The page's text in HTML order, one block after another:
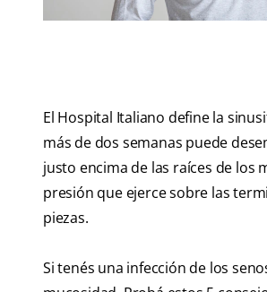
El Hospital Italiano define la
más de dos semanas puede
justo encima de las raíces de los
presión que ejerce sobre las
piezas.
Si tenés una infección de los